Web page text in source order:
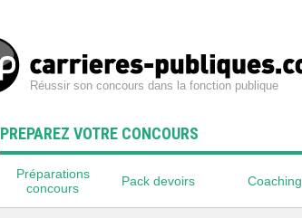
Réussir son concours dans la fonction publique
PREPAREZ VOTRE CONCOURS
Préparations
concours
Pack devoirs Coaching